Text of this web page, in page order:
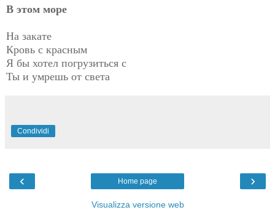
В этом море
На закате
Кровь с красным
Я бы хотел погрузиться с
Ты и умрешь от света
Condividi
‹ ›
Home page
Visualizza versione web